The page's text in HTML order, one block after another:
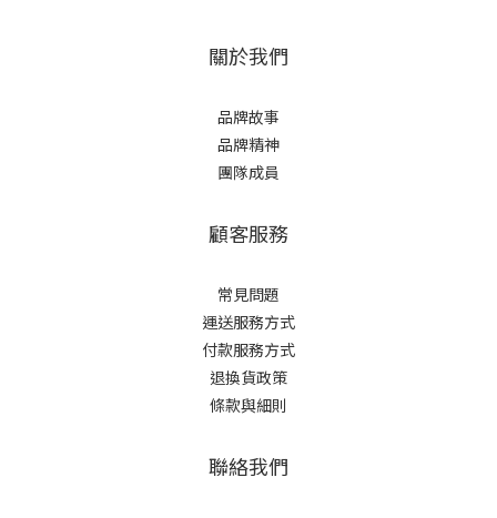
關於我們
品牌故事
品牌精神
團隊成員
顧客服務
常見問題
運送服務方式
付款服務方式
退換貨政策
條款與細則
聯絡我們